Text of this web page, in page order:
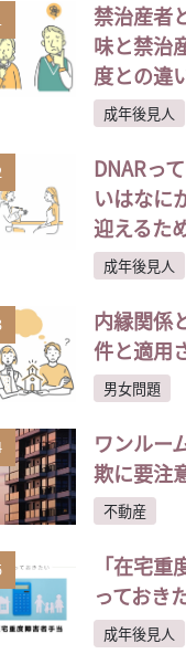
禁治産者
味と禁治
度との違
成年後見人
DNARっ
いはなに
迎えるた
成年後見人
内縁関係
件と適用
男女問題
ワンルー
欺に要注
不動産
「在宅
っておき
成年後見人